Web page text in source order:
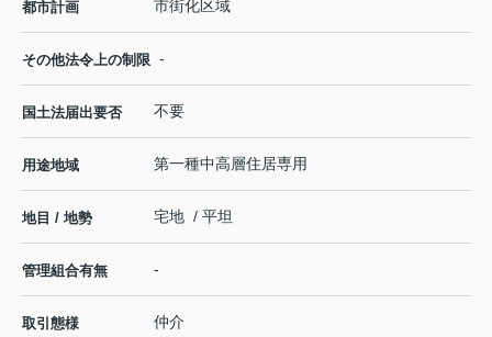
都市計画 市街化区域
その他法令上の制限 -
国土法届出要否 不要
用途地域 第一種中高層住居専用
地目 / 地勢 宅地 / 平坦
管理組合有無 -
取引態様 仲介